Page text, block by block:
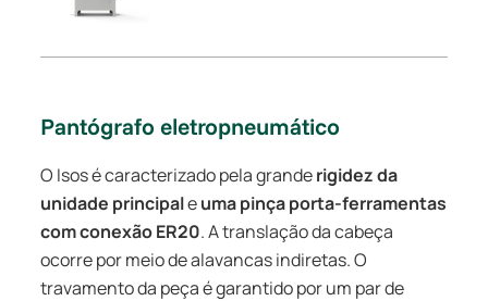
Pantógrafo eletropneumático
O Isos é caracterizado pela granderigidez da
unidade principaleuma pinça porta-ferramentas
com conexão ER20. A translação da cabeça
ocorre por meio de alavancas indiretas. O
travamento da peça é garantido por um par de